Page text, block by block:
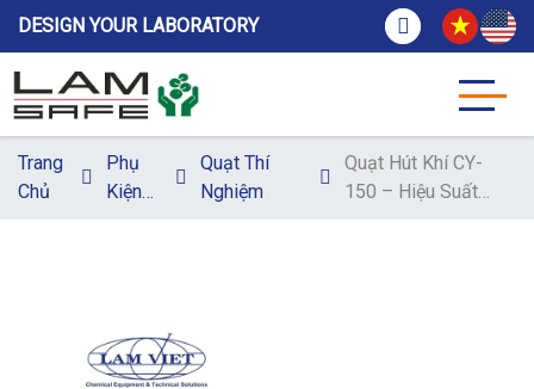
DESIGN YOUR LABORATORY
Trang
Chủ
Phụ
Kiện
Quạt Thí
Nghiệm
Quạt Hút Khí CY-
150 – Hiệu Suất